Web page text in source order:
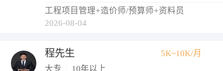
工程项目管理+造价师/预算师+资料员
2026-08-04
程先生
5K~10K/月
大专
10年以上